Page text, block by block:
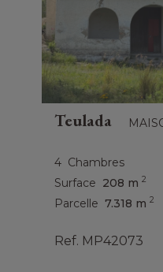
Teulada
4 Chambres
Surface 208 m 2
Parcelle 7.318 m 2
Ref. MP42073